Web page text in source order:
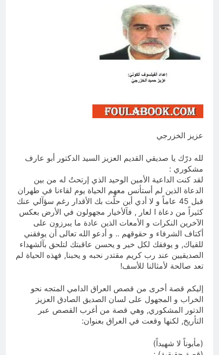
مجانية وانتهى بـ”صيدليات”خيرية !
اتفاق مكة.. لحظة إعادة تشكيل
من حلف بغداد إلى الحلف السعودي
التركي الباكستاني- وفوائد انضمام
المنافي.. ووصايا لم تُنفذ
عزيز الخزرجي
لله درّك يا صديقي القديم العزيز السيد الدكتور أبو عارف
مشكوري :
لقد كنت الداعية الأمين الوحيد الذي إرتحتُ له من بين
الدعاة الذين لم أستأنس معهم الحياة يوم لقاءنا في طهران
قبل 45 عاماً و لا أدي أين حلّت بك الأقدار رغم سؤآلي عنك
كثيراً من دعاة ا لعار , فآلأخيار مجهولون في الأرض بعكس
الآخرين النكرات و الأمعات الذين عادة ما يبرزون على
أكتاف الشرفاء و حقوقهم .. و أدعو الله تعالى أن يوفقني
للقياك, و يوفقك لكل خير و يحسن عاقبتك لتلحق بآلشهداء
الصديقيين عند رب كريم مقتدر نحبه و يحبنا, فهذه الحياة لم
تعد صالحة لأمثالنا للأسف!
إليكم قصة أخرى من قصص العراق الدامي المتجه نحو
الخراب و المجهول على لسان الصديق الصادق العزيز
الدتور المشكوري, وهي قصة من أغرب القصص عبر
التأريخ, لكنها وقعت في العراق بعنوان:
(مأبوناً لا شهيداً)